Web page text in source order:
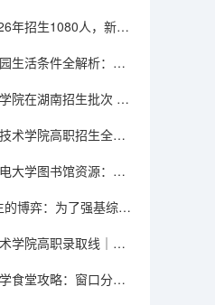
武汉市财政学校2026年招生1080人，新增人工智能技术与应用、无人机3+2专业
2026年四川大学校园生活条件全解析：宿舍、食堂、交通与周边配套
2025高考衡阳师范学院在湖南招生批次 有哪些专业？
2026江苏农林职业技术学院高职招生全知道：分数线、费用、就业方向
2026年华北水利水电大学图书馆资源：馆藏量、开放时间与研究支持
525分特招线压线生的博弈：为了强基综评牺牲专业值不值
2026年毕节职业技术学院高职录取线｜报到手续与就业方向分析
2026年南方科技大学食堂攻略：窗口分布、特色菜品与营养搭配